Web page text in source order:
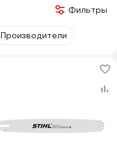
Фильтры
Производители